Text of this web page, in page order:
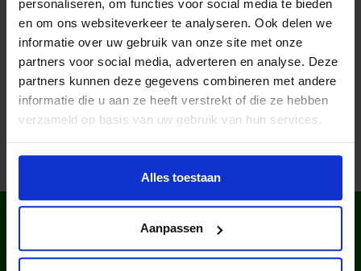
personaliseren, om functies voor social media te bieden
en om ons websiteverkeer te analyseren. Ook delen we
informatie over uw gebruik van onze site met onze
partners voor social media, adverteren en analyse. Deze
partners kunnen deze gegevens combineren met andere
informatie die u aan ze heeft verstrekt of die ze hebben
verzameld op basis van uw gebruik van hun services.
Alles toestaan
Aanpassen
Lees meer nieuws
Deel dit bericht op social media!
WIST JE DAT IN
NEDERLAND?